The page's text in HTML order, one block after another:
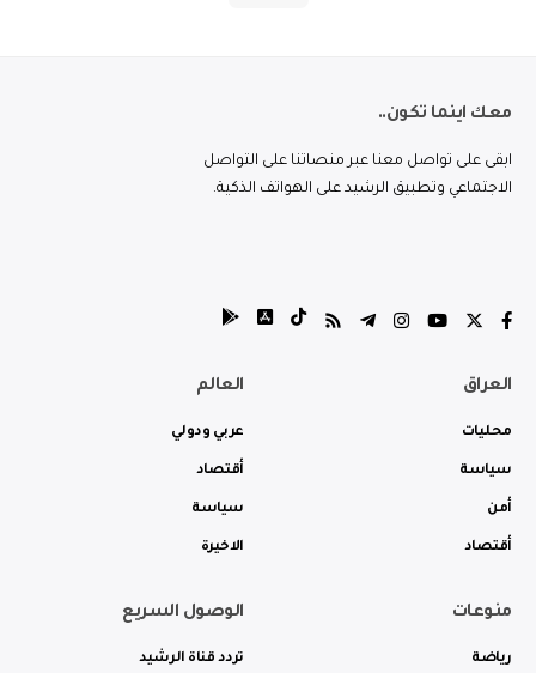
معك اينما تكون..
ابقى على تواصل معنا عبر منصاتنا على التواصل
الاجتماعي وتطبيق الرشيد على الهواتف الذكية.
العراق
محليات
سياسة
أمن
أقتصاد
العالم
عربي ودولي
أقتصاد
سياسة
الاخيرة
منوعات
رياضة
الوصول السريع
تردد قناة الرشيد